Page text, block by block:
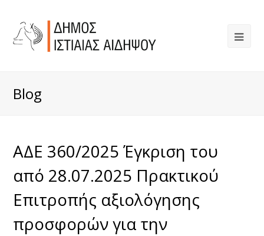
Blog
ΑΔΕ 360/2025 Έγκριση του
από 28.07.2025 Πρακτικού
Επιτροπής αξιολόγησης
προσφορών για την